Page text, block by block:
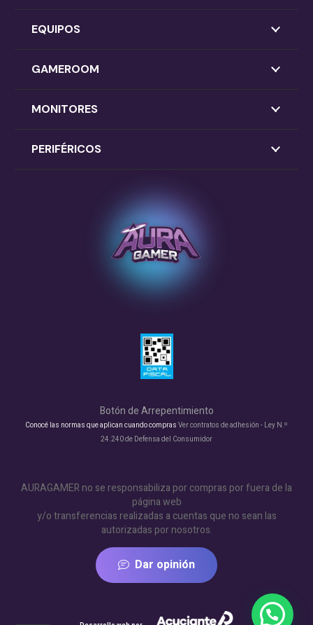
EQUIPOS
GAMEROOM
MONITORES
PERIFÉRICOS
Botón de Arrepentimiento
Conocé las normas que aplican cuando compras Ver contratos de adhesión - Ley N.º
24.240 de Defensa del Consumidor
AURAGAMER no se responsabiliza por compras por fuera de la
página web
y/o transferencias realizadas a cuentas que no sean las
autorizadas por nosotros.
Dar opinión